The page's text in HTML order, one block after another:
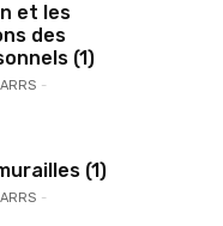
et les
des
(1)
-
(1)
-